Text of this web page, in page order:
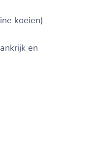
koeien)
en